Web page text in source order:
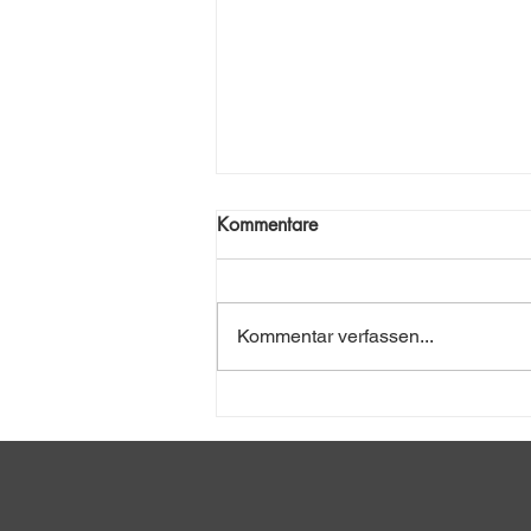
Kommentare
Kommentar verfassen...